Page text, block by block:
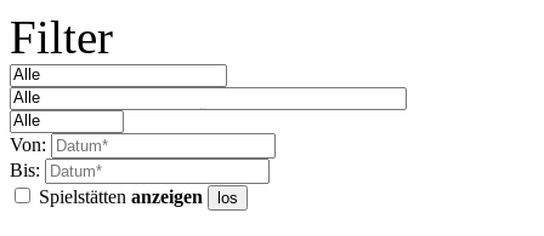
Filter
Von:
Bis:
Spielstätten anzeigen los